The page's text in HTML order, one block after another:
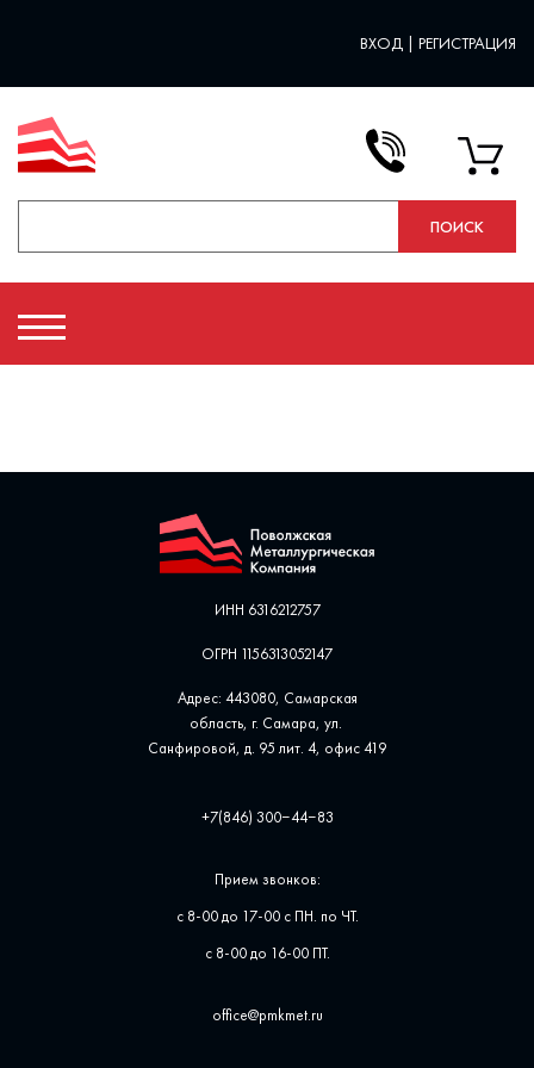
ВХОД | РЕГИСТРАЦИЯ
ИНН 6316212757
ОГРН 1156313052147
Адрес: 443080, Самарская
область, г. Самара, ул. ​
Санфировой, д. 95 лит. 4, офис ​419
+7(846) 300‒44‒83
Прием звонков:
с 8-00 до 17-00 с ПН. по ЧТ.
с 8-00 до 16-00 ПТ.
office@pmkmet.ru